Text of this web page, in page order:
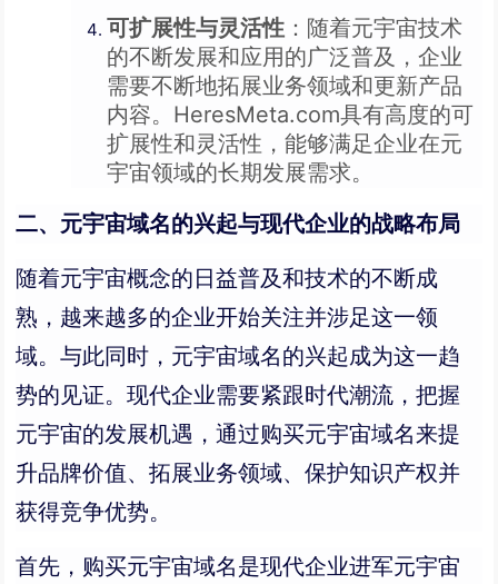
可扩展性与灵活性 ：随着元宇宙技术
的不断发展和应用的广泛普及，企业
需要不断地拓展业务领域和更新产品
内容。HeresMeta.com具有高度的可
扩展性和灵活性，能够满足企业在元
宇宙领域的长期发展需求。
二、元宇宙域名的兴起与现代企业的战略布局
随着元宇宙概念的日益普及和技术的不断成
熟，越来越多的企业开始关注并涉足这一领
域。与此同时，元宇宙域名的兴起成为这一趋
势的见证。现代企业需要紧跟时代潮流，把握
元宇宙的发展机遇，通过购买元宇宙域名来提
升品牌价值、拓展业务领域、保护知识产权并
获得竞争优势。
首先，购买元宇宙域名是现代企业进军元宇宙